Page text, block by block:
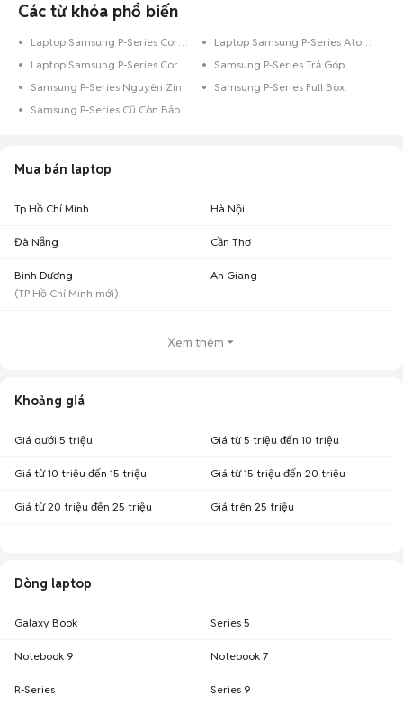
Các từ khóa phổ biến
Laptop Samsung P-Series Core i3 500 GB
Laptop Samsung P-Series Atom 500 GB
Laptop Samsung P-Series Core i5 128 GB
Samsung P-Series Trả Góp
Samsung P-Series Nguyên Zin
Samsung P-Series Full Box
Samsung P-Series Cũ Còn Bảo Hành
Mua bán laptop
Tp Hồ Chí Minh Hà Nội
Đà Nẵng Cần Thơ
Bình Dương
(TP Hồ Chí Minh mới)
An Giang
Xem thêm
Khoảng giá
Giá dưới 5 triệu Giá từ 5 triệu đến 10 triệu
Giá từ 10 triệu đến 15 triệu Giá từ 15 triệu đến 20 triệu
Giá từ 20 triệu đến 25 triệu Giá trên 25 triệu
Dòng laptop
Galaxy Book Series 5
Notebook 9 Notebook 7
R-Series Series 9